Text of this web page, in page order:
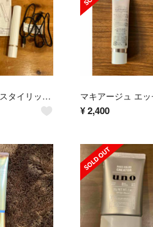
mod's hair スタイリッシュ モバイルヘアアイロン MHS-1343-W
¥2,400